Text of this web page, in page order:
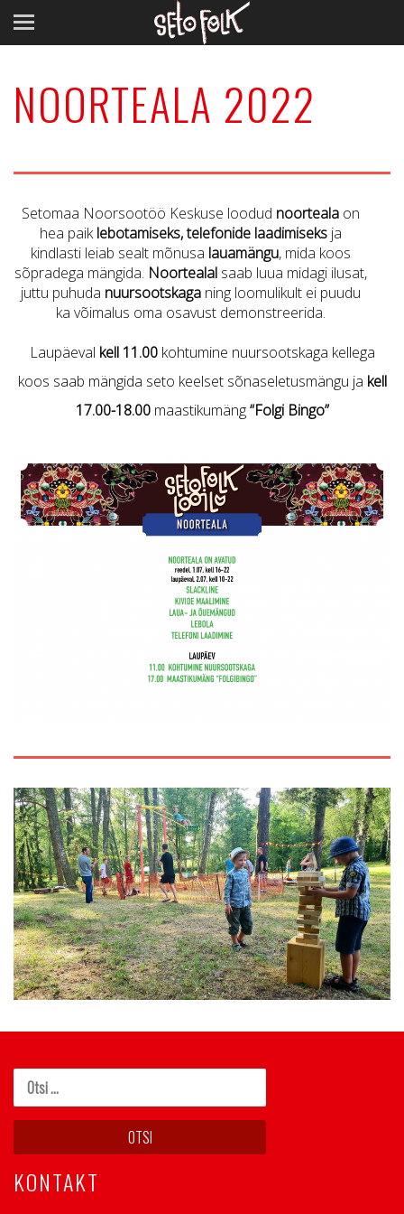
NOORTEALA 2022
Setomaa Noorsootöö Keskuse loodud noortealaon
hea paiklebotamiseks, telefonide laadimiseksja
kindlasti leiab sealt mõnusa lauamängu, mida koos
sõpradega mängida. Noortealalsaab luua midagi ilusat,
juttu puhuda nuursootskaganing loomulikult ei puudu
ka võimalus oma osavust demonstreerida.
Laupäeval kell 11.00kohtumine nuursootskaga kellega
koos saab mängida seto keelset sõnaseletusmängu ja kell
17.00-18.00 maastikumäng“Folgi Bingo”
KONTAKT